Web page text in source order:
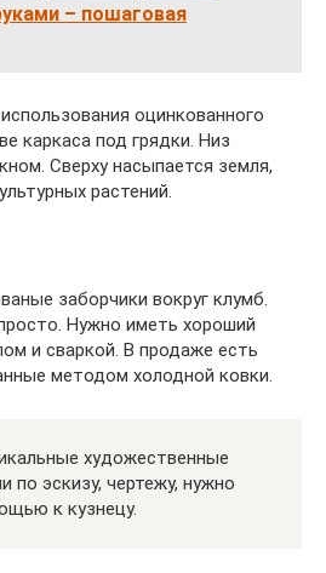
– пошаговая
оцинкованного
каркаса под грядки. Низ
Сверху насыпается земля,
растений.
заборчики вокруг клумб.
Нужно иметь хороший
и сваркой. В продаже есть
методом холодной ковки.
художественные
по эскизу, чертежу, нужно
к кузнецу.